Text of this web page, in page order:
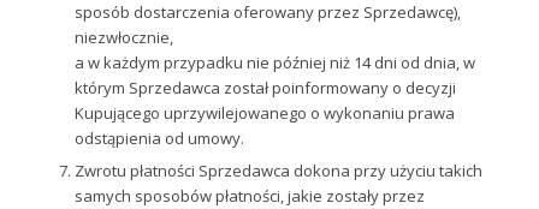
sposób dostarczenia oferowany przez Sprzedawcę),
niezwłocznie,
a w każdym przypadku nie później niż 14 dni od dnia, w
którym Sprzedawca został poinformowany o decyzji
Kupującego uprzywilejowanego o wykonaniu prawa
odstąpienia od umowy.
Zwrotu płatności Sprzedawca dokona przy użyciu takich
samych sposobów płatności, jakie zostały przez